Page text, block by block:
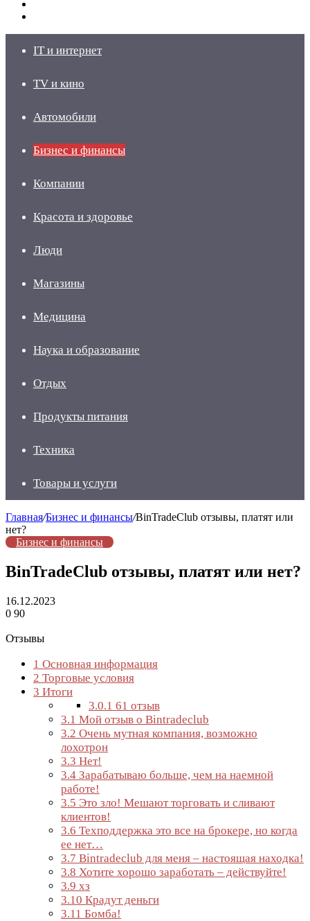
IT и интернет
TV и кино
Автомобили
Бизнес и финансы
Компании
Красота и здоровье
Люди
Магазины
Медицина
Наука и образование
Отдых
Продукты питания
Техника
Товары и услуги
Главная/Бизнес и финансы/BinTradeClub отзывы, платят или
нет?
Бизнес и финансы
BinTradeClub отзывы, платят или нет?
16.12.2023
0 90
Отзывы
1 Основная информация
2 Торговые условия
3 Итоги
3.0.1 61 отзыв
3.1 Мой отзыв о Bintradeclub
3.2 Очень мутная компания, возможно
лохотрон
3.3 Нет!
3.4 Зарабатываю больше, чем на наемной
работе!
3.5 Это зло! Мешают торговать и сливают
клиентов!
3.6 Техподдержка это все на брокере, но когда
ее нет…
3.7 Bintradeclub для меня – настоящая находка!
3.8 Хотите хорошо заработать – действуйте!
3.9 хз
3.10 Крадут деньги
3.11 Бомба!